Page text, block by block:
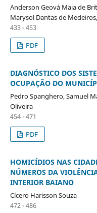
Anderson Geová Maia de
Marysol Dantas de
433 - 453
PDF
DIAGNÓSTICO DOS
OCUPAÇÃO DO
Pedro Spanghero, Samuel
Oliveira
454 - 471
PDF
HOMICÍDIOS NAS
NÚMEROS DA
INTERIOR BAIANO
Cícero Harisson Souza
472 - 486